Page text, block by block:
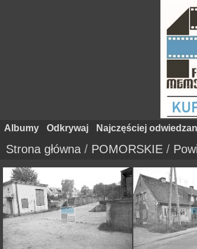
Albumy Odkrywaj Najczęściej
Strona główna / POMORSKIE /